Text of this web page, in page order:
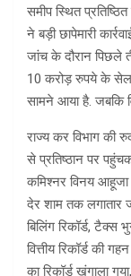
समीप स्थित
ने बड़ी छापेमारी
जांच के दौरान पिछले
10 करोड़ रुपये के सेल
सामने आया है. जबकि
राज्य कर विभाग की
से प्रतिष्ठान पर
कमिश्नर विनय
देर शाम तक लगातार
बिलिंग रिकॉर्ड,
वित्तीय रिकॉर्ड की
का रिकॉर्ड खंगाला